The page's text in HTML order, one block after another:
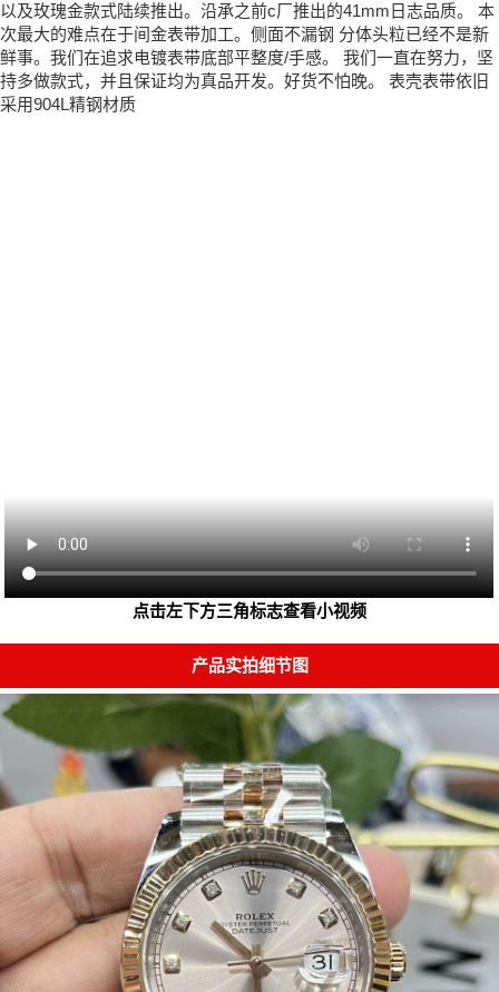
以及玫瑰金款式陆续推出。沿承之前c厂推出的41mm日志品质。 本
次最大的难点在于间金表带加工。侧面不漏钢 分体头粒已经不是新
鲜事。我们在追求电镀表带底部平整度/手感。 我们一直在努力，坚
持多做款式，并且保证均为真品开发。好货不怕晚。 表壳表带依旧
采用904L精钢材质
点击左下方三角标志查看小视频
产品实拍细节图